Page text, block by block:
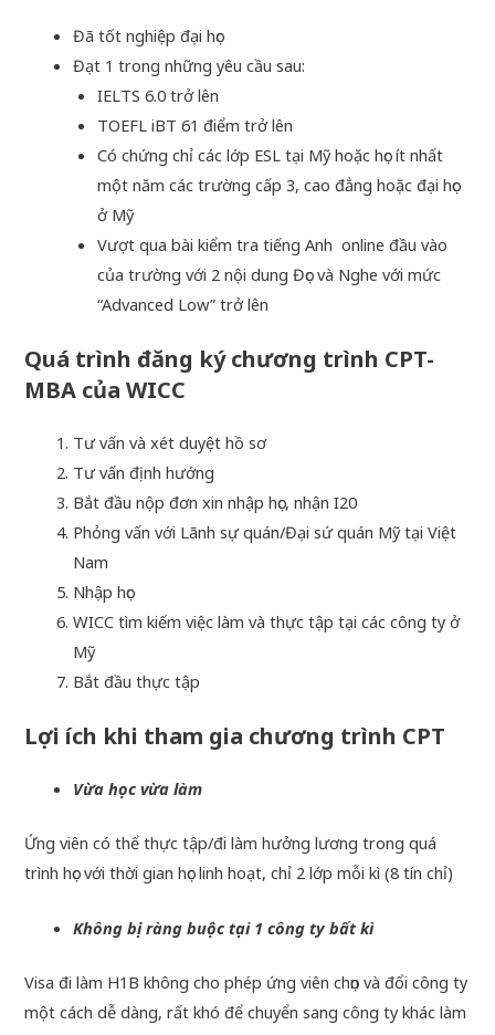
Đã tốt nghiệp đại học
Đạt 1 trong những yêu cầu sau:
IELTS 6.0 trở lên
TOEFL iBT 61 điểm trở lên
Có chứng chỉ các lớp ESL tại Mỹ hoặc học ít nhất
một năm các trường cấp 3, cao đẳng hoặc đại học
ở Mỹ
Vượt qua bài kiểm tra tiếng Anh online đầu vào
của trường với 2 nội dung Đọc và Nghe với mức
“Advanced Low” trở lên
Quá trình đăng ký chương trình CPT-
MBA của WICC
Tư vấn và xét duyệt hồ sơ
Tư vấn định hướng
Bắt đầu nộp đơn xin nhập học, nhận I20
Phỏng vấn với Lãnh sự quán/Đại sứ quán Mỹ tại Việt
Nam
Nhập học
WICC tìm kiếm việc làm và thực tập tại các công ty ở
Mỹ
Bắt đầu thực tập
Lợi ích khi tham gia chương trình CPT
Vừa học vừa làm
Ứng viên có thể thực tập/đi làm hưởng lương trong quá
trình học với thời gian học linh hoạt, chỉ 2 lớp mỗi kì (8 tín chỉ)
Không bị ràng buộc tại 1 công ty bất kì
Visa đi làm H1B không cho phép ứng viên chọn và đổi công ty
một cách dễ dàng, rất khó để chuyển sang công ty khác làm